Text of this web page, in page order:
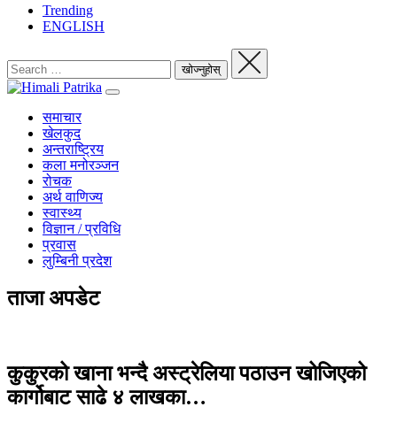
Trending
ENGLISH
समाचार
खेलकुद
अन्तराष्ट्रिय
कला मनोरञ्जन
रोचक
अर्थ वाणिज्य
स्वास्थ्य
विज्ञान / प्रविधि
प्रवास
लुम्बिनी प्रदेश
ताजा अपडेट
कुकुरको खाना भन्दै अस्ट्रेलिया पठाउन खोजिएको
कार्गोबाट साढे ४ लाखका…